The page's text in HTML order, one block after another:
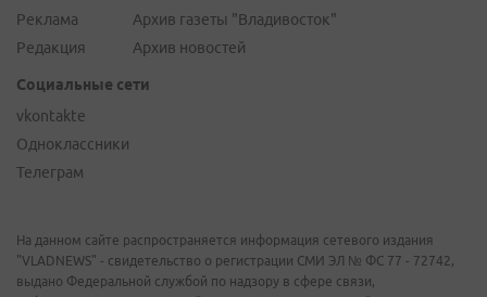
Реклама
Редакция
Архив газеты "Владивосток"
Архив новостей
Социальные сети
vkontakte
Одноклассники
Телеграм
На данном сайте распространяется информация сетевого издания
"VLADNEWS" - свидетельство о регистрации СМИ ЭЛ № ФС 77 - 72742,
выдано Федеральной службой по надзору в сфере связи,